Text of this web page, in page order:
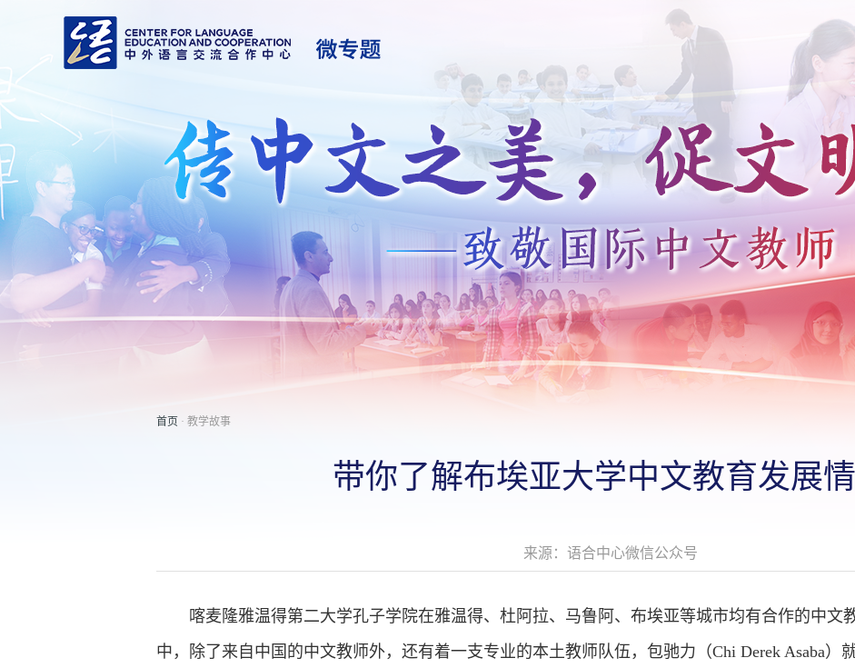
首页 · 教学故事
带你了解布埃亚大学中文教育发展
来源：语合中心微信公众号
喀麦隆雅温得第二大学孔子学院在雅温得、杜阿拉、马鲁阿、布埃亚等城市均有合作的中文
中，除了来自中国的中文教师外，还有着一支专业的本土教师队伍，包驰力（Chi Derek Asaba）